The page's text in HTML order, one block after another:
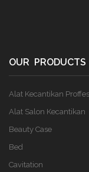
OUR PRODUCTS
Alat Kecantikan
Alat Salon Kecantikan
Beauty Case
Bed
Cavitation